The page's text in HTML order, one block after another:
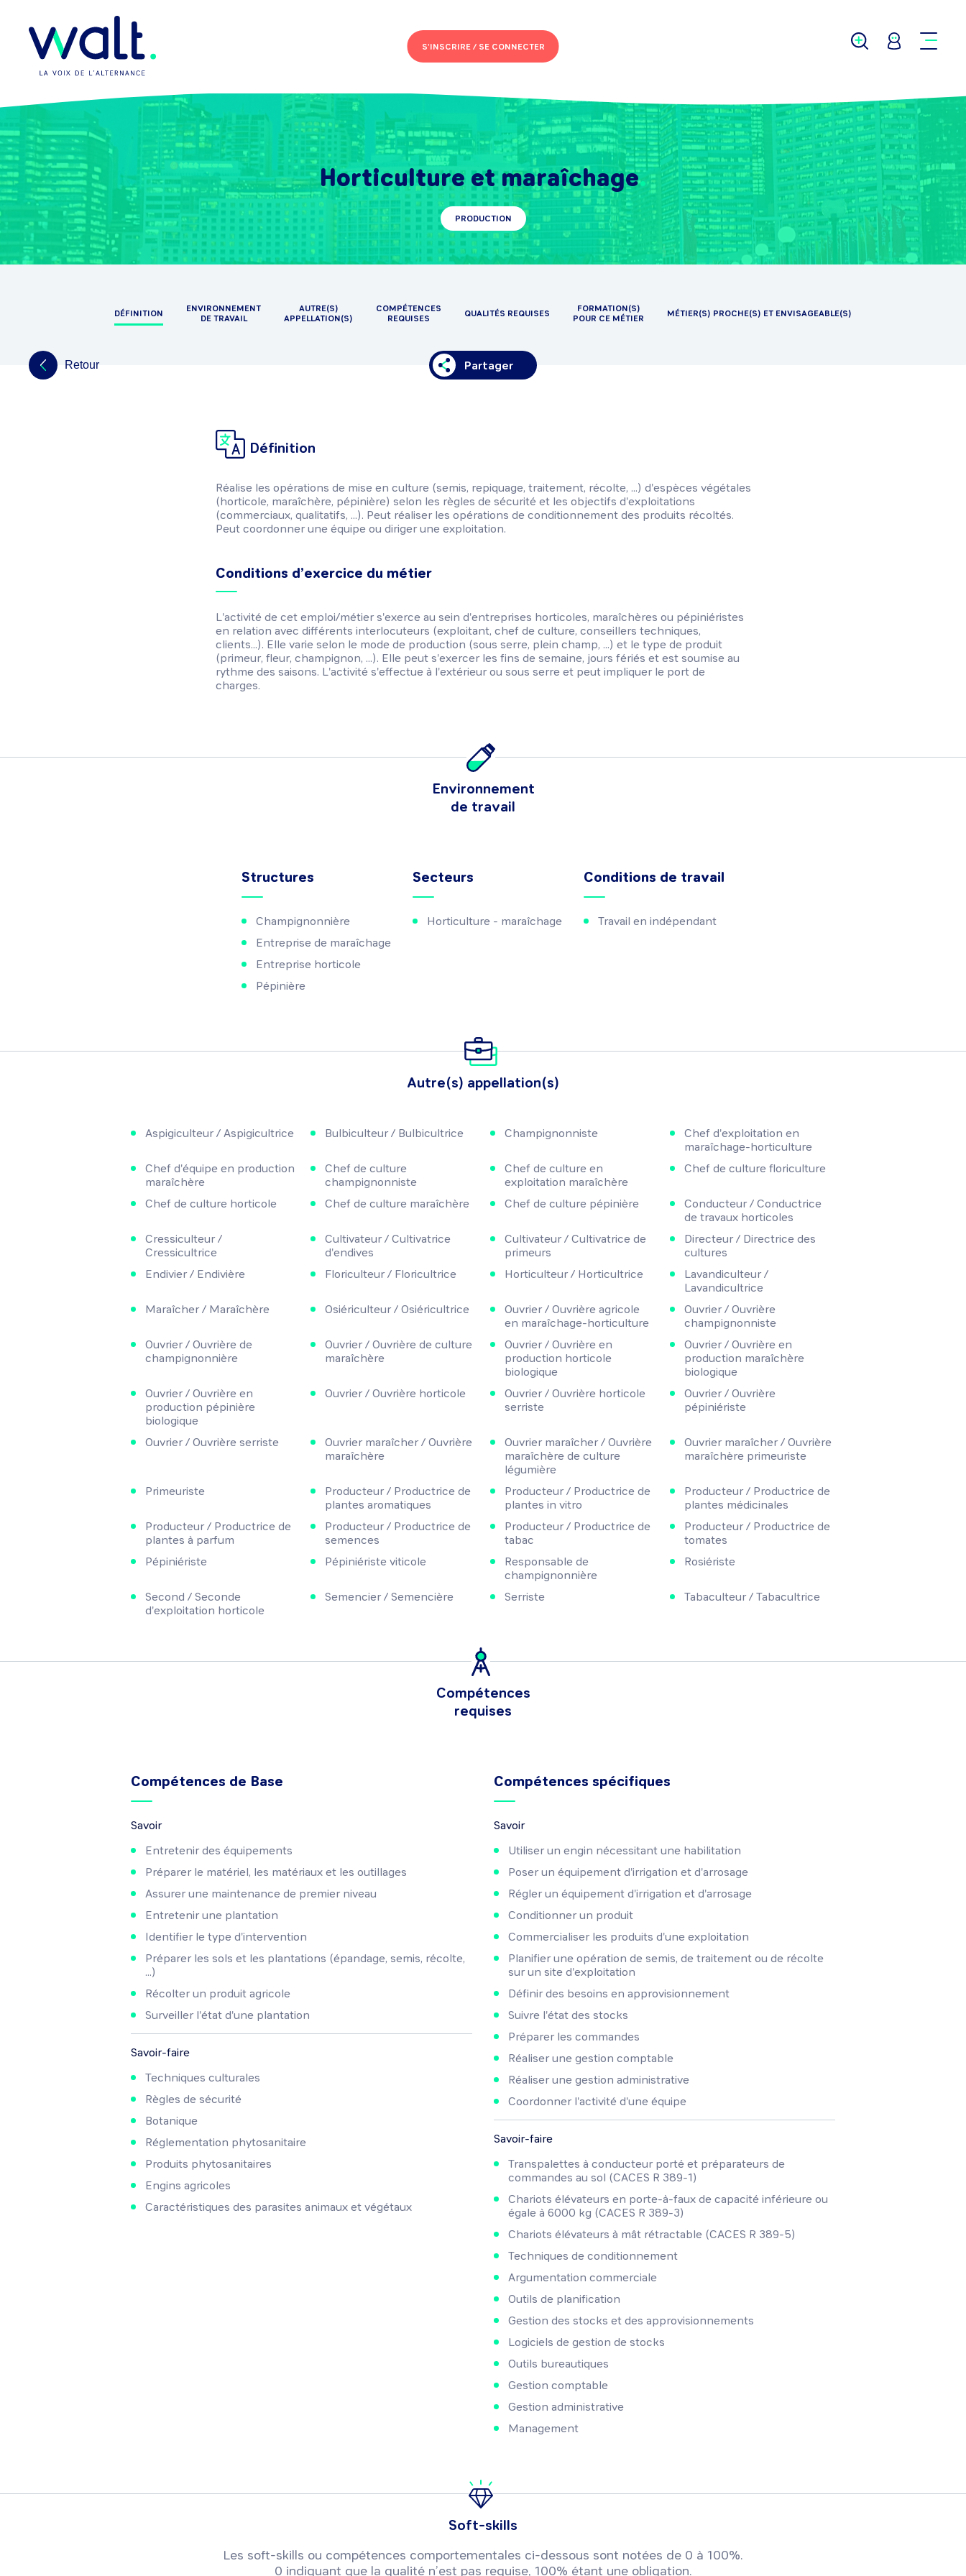
S'INSCRIRE /SE CONNECTER
Horticulture et maraîchage
PRODUCTION
DÉFINITION
ENVIRONNEMENT
DE TRAVAIL
AUTRE(S)
APPELLATION(S)
COMPÉTENCES
REQUISES
QUALITÉS REQUISES
FORMATION(S)
POUR CE MÉTIER
MÉTIER(S) PROCHE(S) ET ENVISAGEABLE(S)
Retour Partager
Définition
Réalise les opérations de mise en culture (semis, repiquage, traitement, récolte, ...) d'espèces végétales
(horticole, maraîchère, pépinière) selon les règles de sécurité et les objectifs d'exploitations
(commerciaux, qualitatifs, ...). Peut réaliser les opérations de conditionnement des produits récoltés.
Peut coordonner une équipe ou diriger une exploitation.
Conditions d’exercice du métier
L'activité de cet emploi/métier s'exerce au sein d'entreprises horticoles, maraîchères ou pépiniéristes
en relation avec différents interlocuteurs (exploitant, chef de culture, conseillers techniques,
clients...). Elle varie selon le mode de production (sous serre, plein champ, ...) et le type de produit
(primeur, fleur, champignon, ...). Elle peut s'exercer les fins de semaine, jours fériés et est soumise au
rythme des saisons. L'activité s'effectue à l'extérieur ou sous serre et peut impliquer le port de
charges.
Environnement
de travail
Structures
Champignonnière
Entreprise de maraîchage
Entreprise horticole
Pépinière
Secteurs
Horticulture - maraîchage
Conditions de travail
Travail en indépendant
Autre(s) appellation(s)
Aspigiculteur / Aspigicultrice Bulbiculteur / Bulbicultrice Champignonniste
Chef d'exploitation en
maraîchage-horticulture
Chef d'équipe en production
maraîchère
Chef de culture
champignonniste
Chef de culture en
exploitation maraîchère
Chef de culture floriculture
Chef de culture horticole Chef de culture maraîchère Chef de culture pépinière
Conducteur / Conductrice
de travaux horticoles
Cressiculteur /
Cressicultrice
Cultivateur / Cultivatrice
d'endives
Cultivateur / Cultivatrice de
primeurs
Directeur / Directrice des
cultures
Endivier / Endivière
Floriculteur / Floricultrice Horticulteur / Horticultrice
Lavandiculteur /
Lavandicultrice
Maraîcher / Maraîchère
Osiériculteur / Osiéricultrice
Ouvrier / Ouvrière agricole
en maraîchage-horticulture
Ouvrier / Ouvrière
champignonniste
Ouvrier / Ouvrière de
champignonnière
Ouvrier / Ouvrière de culture
maraîchère
Ouvrier / Ouvrière en
production horticole
biologique
Ouvrier / Ouvrière en
production maraîchère
biologique
Ouvrier / Ouvrière en
production pépinière
biologique
Ouvrier / Ouvrière horticole
Ouvrier / Ouvrière horticole
serriste
Ouvrier / Ouvrière
pépiniériste
Ouvrier / Ouvrière serriste
Ouvrier maraîcher / Ouvrière
maraîchère
Ouvrier maraîcher / Ouvrière
maraîchère de culture
légumière
Ouvrier maraîcher / Ouvrière
maraîchère primeuriste
Primeuriste
Producteur / Productrice de
plantes aromatiques
Producteur / Productrice de
plantes in vitro
Producteur / Productrice de
plantes médicinales
Producteur / Productrice de
plantes à parfum
Producteur / Productrice de
semences
Producteur / Productrice de
tabac
Producteur / Productrice de
tomates
Pépiniériste
Pépiniériste viticole
Responsable de
champignonnière
Rosiériste
Second / Seconde
d'exploitation horticole
Semencier / Semencière Serriste Tabaculteur / Tabacultrice
Compétences
requises
Compétences de Base
Savoir
Entretenir des équipements
Préparer le matériel, les matériaux et les outillages
Assurer une maintenance de premier niveau
Entretenir une plantation
Identifier le type d'intervention
Préparer les sols et les plantations (épandage, semis, récolte,
...)
Récolter un produit agricole
Surveiller l'état d'une plantation
Savoir-faire
Techniques culturales
Règles de sécurité
Botanique
Réglementation phytosanitaire
Produits phytosanitaires
Engins agricoles
Caractéristiques des parasites animaux et végétaux
Compétences spécifiques
Savoir
Utiliser un engin nécessitant une habilitation
Poser un équipement d'irrigation et d'arrosage
Régler un équipement d'irrigation et d'arrosage
Conditionner un produit
Commercialiser les produits d'une exploitation
Planifier une opération de semis, de traitement ou de récolte
sur un site d'exploitation
Définir des besoins en approvisionnement
Suivre l'état des stocks
Préparer les commandes
Réaliser une gestion comptable
Réaliser une gestion administrative
Coordonner l'activité d'une équipe
Savoir-faire
Transpalettes à conducteur porté et préparateurs de
commandes au sol (CACES R 389-1)
Chariots élévateurs en porte-à-faux de capacité inférieure ou
égale à 6000 kg (CACES R 389-3)
Chariots élévateurs à mât rétractable (CACES R 389-5)
Techniques de conditionnement
Argumentation commerciale
Outils de planification
Gestion des stocks et des approvisionnements
Logiciels de gestion de stocks
Outils bureautiques
Gestion comptable
Gestion administrative
Management
Soft-skills
Les soft-skills ou compétences comportementales ci-dessous sont notées de 0 à 100%.
0 indiquant que la qualité n’est pas requise, 100% étant une obligation.